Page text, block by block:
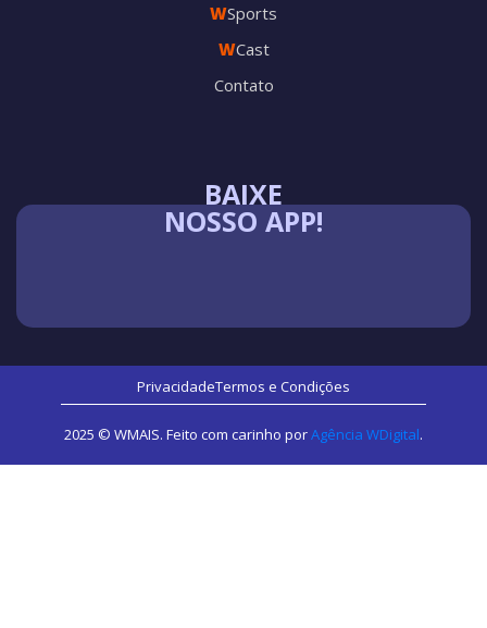
BAIXE
NOSSO APP!
WSports
WCast
Contato
PrivacidadeTermos e Condições
2025 © WMAIS. Feito com carinho porAgência WDigital.